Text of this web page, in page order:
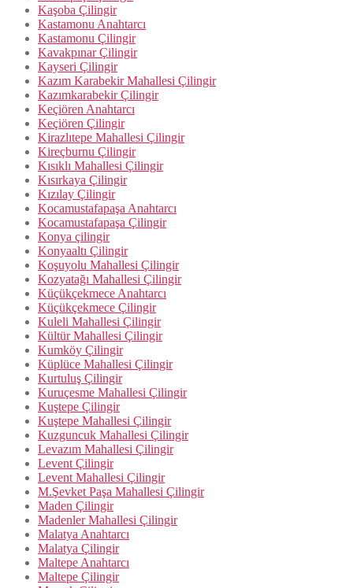
Kaşoba Çilingir
Kastamonu Anahtarcı
Kastamonu Çilingir
Kavakpınar Çilingir
Kayseri Çilingir
Kazım Karabekir Mahallesi Çilingir
Kazımkarabekir Çilingir
Keçiören Anahtarcı
Keçiören Çilingir
Kirazlıtepe Mahallesi Çilingir
Kireçburnu Çilingir
Kısıklı Mahallesi Çilingir
Kısırkaya Çilingir
Kızılay Çilingir
Kocamustafapaşa Anahtarcı
Kocamustafapaşa Çilingir
Konya çilingir
Konyaaltı Çilingir
Koşuyolu Mahallesi Çilingir
Kozyatağı Mahallesi Çilingir
Küçükçekmece Anahtarcı
Küçükçekmece Çilingir
Kuleli Mahallesi Çilingir
Kültür Mahallesi Çilingir
Kumköy Çilingir
Küplüce Mahallesi Çilingir
Kurtuluş Çilingir
Kuruçesme Mahallesi Çilingir
Kuştepe Çilingir
Kuştepe Mahallesi Çilingir
Kuzguncuk Mahallesi Çilingir
Levazım Mahallesi Çilingir
Levent Çilingir
Levent Mahallesi Çilingir
M.Şevket Paşa Mahallesi Çilingir
Maden Çilingir
Madenler Mahallesi Çilingir
Malatya Anahtarcı
Malatya Çilingir
Maltepe Anahtarcı
Maltepe Çilingir